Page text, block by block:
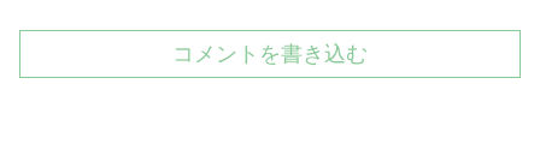
コメントを書き込む